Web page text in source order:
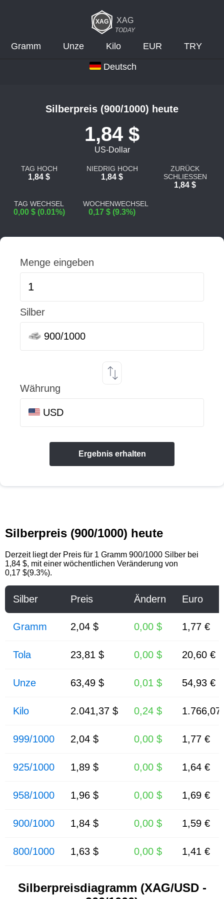
XAG
TODAY
Gramm Unze Kilo EUR TRY
Deutsch
Silberpreis (900/1000) heute
1,84 $
US-Dollar
TAG HOCH
1,84 $
NIEDRIG HOCH
1,84 $
ZURÜCK
SCHLIESSEN
1,84 $
TAG WECHSEL
0,00 $ (0.01%)
WOCHENWECHSEL
0,17 $ (9.3%)
Menge eingeben
Silber
900/1000
Währung
USD
Ergebnis erhalten
Silberpreis (900/1000) heute
Derzeit liegt der Preis für 1 Gramm 900/1000 Silber bei
1,84 $, mit einer wöchentlichen Veränderung von
0,17 $(9.3%).
Silber Preis Ändern Euro
Gramm 2,04 $ 0,00 $ 1,77 €
Tola 23,81 $ 0,00 $ 20,60 €
Unze 63,49 $ 0,01 $ 54,93 €
Kilo 2.041,37 $ 0,24 $ 1.766,07
999/1000 2,04 $ 0,00 $ 1,77 €
925/1000 1,89 $ 0,00 $ 1,64 €
958/1000 1,96 $ 0,00 $ 1,69 €
900/1000 1,84 $ 0,00 $ 1,59 €
800/1000 1,63 $ 0,00 $ 1,41 €
Silberpreisdiagramm (XAG/USD -